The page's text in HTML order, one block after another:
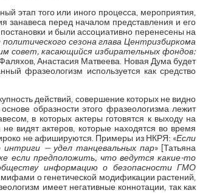
этап того или иного процесса, мероприятия,
занавеса перед началом представления и его
и были ассоциативно перенесены на
политического сезона глава Центризбиркома
совет, касающийся избирательных фондов:
Анастасия Матвеева. Новая Дума будет
фразеологизм используется как средство
действий, совершение которых не видно
образности этого фразеологизма лежит
в которых актеры готовятся к выходу на
видят актеров, которые находятся во время
не афишируются. Примеры из НКРЯ: «Если
интриги — удел танцевальных пар» [Татьяна
если предположить, что ведутся какие-то
информацию о безопасности ГМО
о генетической модификации растений,
имеет негативные коннотации, так как